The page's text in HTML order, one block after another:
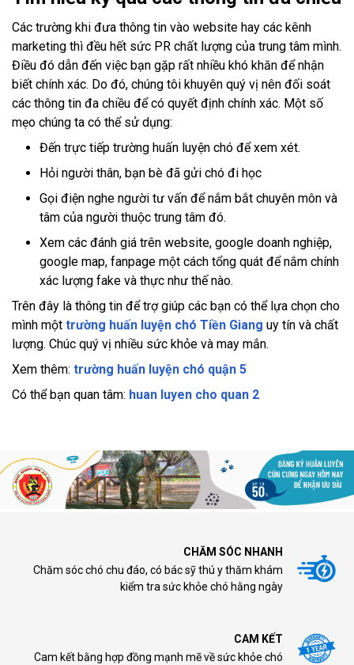
Các trường khi đưa thông tin vào website hay các kênh
marketing thì đều hết sức PR chất lượng của trung tâm mình.
Điều đó dẫn đến việc bạn gặp rất nhiều khó khăn để nhận
biết chính xác. Do đó, chúng tôi khuyên quý vị nên đối soát
các thông tin đa chiều để có quyết định chính xác. Một số
mẹo chúng ta có thể sử dụng:
Đến trực tiếp trường huấn luyện chó để xem xét.
Hỏi người thân, bạn bè đã gửi chó đi học
Gọi điện nghe người tư vấn để nắm bắt chuyên môn và
tâm của người thuộc trung tâm đó.
Xem các đánh giá trên website, google doanh nghiệp,
google map, fanpage một cách tổng quát để nắm chính
xác lượng fake và thực như thế nào.
Trên đây là thông tin để trợ giúp các bạn có thể lựa chọn cho
mình một trường huấn luyện chó Tiền Giang uy tín và chất
lượng. Chúc quý vị nhiều sức khỏe và may mắn.
Xem thêm: trường huấn luyện chó quận 5
Có thể bạn quan tâm: huan luyen cho quan 2
CHĂM SÓC NHANH
Chăm sóc chó chu đáo, có bác sỹ thú y thăm khám
kiểm tra sức khỏe chó hằng ngày
CAM KẾT
Cam kết bằng hợp đồng mạnh mẽ về sức khỏe chó